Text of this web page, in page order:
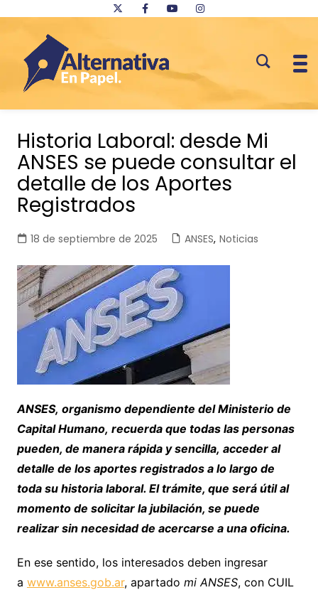
contenido
Historia Laboral: desde Mi
ANSES se puede consultar el
detalle de los Aportes
Registrados
18 de septiembre de 2025 ANSES, Noticias
ANSES, organismo dependiente del Ministerio de
Capital Humano, recuerda que todas las personas
pueden, de manera rápida y sencilla, acceder al
detalle de los aportes registrados a lo largo de
toda su historia laboral. El trámite, que será útil al
momento de solicitar la jubilación, se puede
realizar sin necesidad de acercarse a una oficina.
En ese sentido, los interesados deben ingresar
a www.anses.gob.ar, apartado mi ANSES, con CUIL